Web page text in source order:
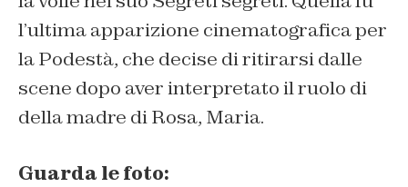
l’ultima apparizione cinematografica per
la Podestà, che decise di ritirarsi dalle
scene dopo aver interpretato il ruolo di
della madre di Rosa, Maria.
Guarda le foto: